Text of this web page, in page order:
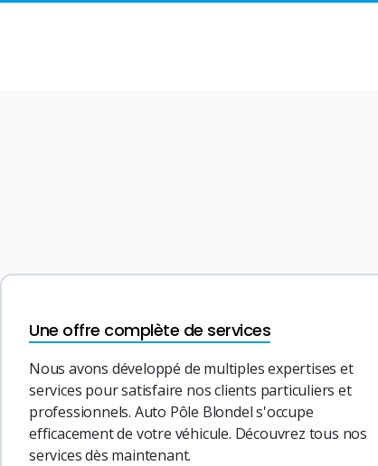
Une offre complète de services
Nous avons développé de multiples expertises et
services pour satisfaire nos clients particuliers et
professionnels. Auto Pôle Blondel s'occupe
efficacement de votre véhicule. Découvrez tous nos
services dès maintenant.